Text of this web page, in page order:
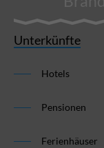
Unterkünfte
Hotels
Pensionen
Ferienhäuser